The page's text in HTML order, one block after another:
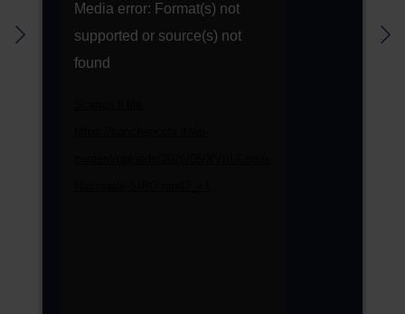
Player
Media error: Format(s) not
supported or source(s) not
found